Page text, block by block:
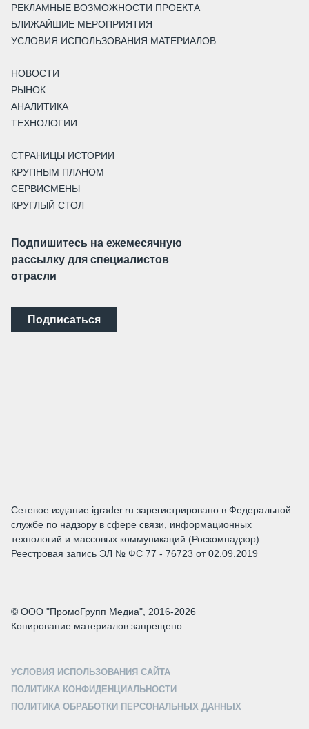
РЕКЛАМНЫЕ ВОЗМОЖНОСТИ ПРОЕКТА
БЛИЖАЙШИЕ МЕРОПРИЯТИЯ
УСЛОВИЯ ИСПОЛЬЗОВАНИЯ МАТЕРИАЛОВ
НОВОСТИ
РЫНОК
АНАЛИТИКА
ТЕХНОЛОГИИ
СТРАНИЦЫ ИСТОРИИ
КРУПНЫМ ПЛАНОМ
СЕРВИСМЕНЫ
КРУГЛЫЙ СТОЛ
Подпишитесь на ежемесячную
рассылку для специалистов
отрасли
Подписаться
Сетевое издание igrader.ru зарегистрировано в Федеральной
службе по надзору в сфере связи, информационных
технологий и массовых коммуникаций (Роскомнадзор).
Реестровая запись ЭЛ № ФС 77 - 76723 от 02.09.2019
© ООО "ПромоГрупп Медиа", 2016-2026
Копирование материалов запрещено.
УСЛОВИЯ ИСПОЛЬЗОВАНИЯ САЙТА
ПОЛИТИКА КОНФИДЕНЦИАЛЬНОСТИ
ПОЛИТИКА ОБРАБОТКИ ПЕРСОНАЛЬНЫХ ДАННЫХ